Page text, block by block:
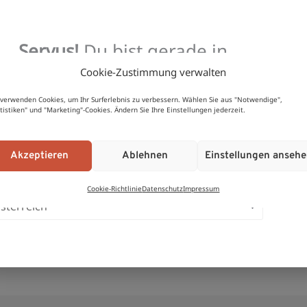
Cookie-Zustimmung verwalten
Cookies, um Ihr Surferlebnis zu verbessern. Wählen Sie aus "Notwendige",
und "Marketing"-Cookies. Ändern Sie Ihre Einstellungen jederzeit.
Akzeptieren Ablehnen Einstellungen
Cookie-RichtlinieDatenschutzImpressum
500g
Rosenfellner Mühle Bio
Kürbiskerne natur aus
Bewertet
vonIn den Warenkorb
€
Servus! Du bist gerade in
unseremÖsterreich-Shop
Möchtest du aus einem anderen Land shoppen?